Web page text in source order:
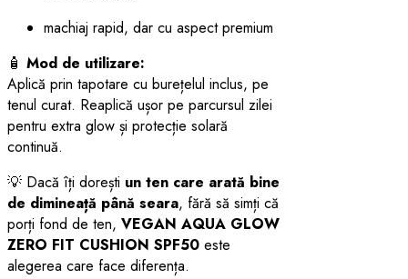
machiaj rapid, dar cu aspect premium
🧴 Mod de utilizare:
Aplică prin tapotare cu burețelul inclus, pe
tenul curat. Reaplică ușor pe parcursul zilei
pentru extra glow și protecție solară
continuă.
💡 Dacă îți dorești un ten care arată bine
de dimineață până seara, fără să simți că
porți fond de ten, VEGAN AQUA GLOW
ZERO FIT CUSHION SPF50 este
alegerea care face diferența.